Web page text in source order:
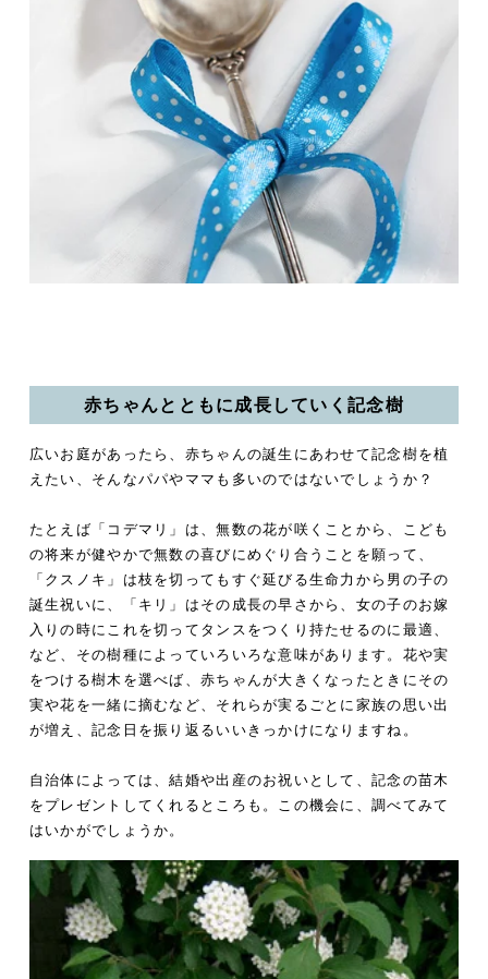
赤ちゃんとともに成長していく記念樹
広いお庭があったら、赤ちゃんの誕生にあわせて記念樹を植
えたい、そんなパパやママも多いのではないでしょうか？
たとえば「コデマリ」は、無数の花が咲くことから、こども
の将来が健やかで無数の喜びにめぐり合うことを願って、
「クスノキ」は枝を切ってもすぐ延びる生命力から男の子の
誕生祝いに、「キリ」はその成長の早さから、女の子のお嫁
入りの時にこれを切ってタンスをつくり持たせるのに最適、
など、その樹種によっていろいろな意味があります。花や実
をつける樹木を選べば、赤ちゃんが大きくなったときにその
実や花を一緒に摘むなど、それらが実るごとに家族の思い出
が増え、記念日を振り返るいいきっかけになりますね。
自治体によっては、結婚や出産のお祝いとして、記念の苗木
をプレゼントしてくれるところも。この機会に、調べてみて
はいかがでしょうか。